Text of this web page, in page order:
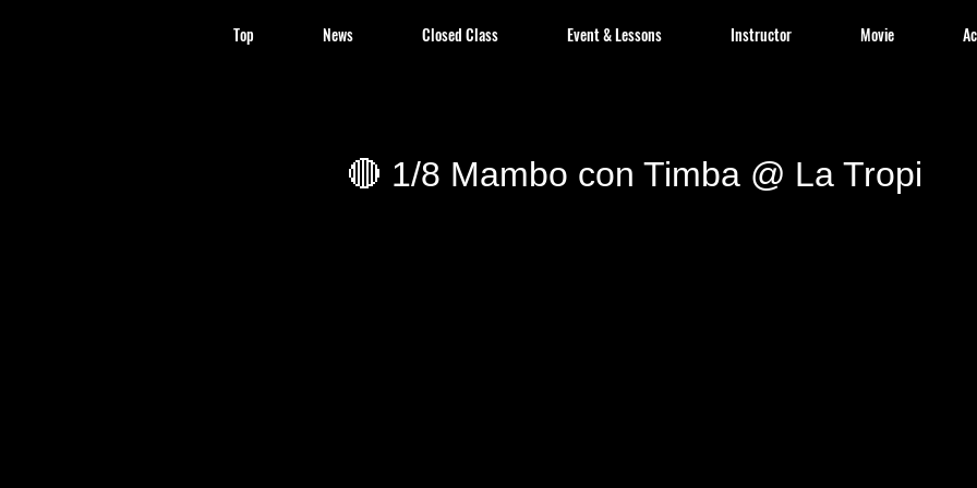
Top News Closed Class Event & Lessons Instructor Movie
🔴 1/8 Mambo con Timba @ La Tropi